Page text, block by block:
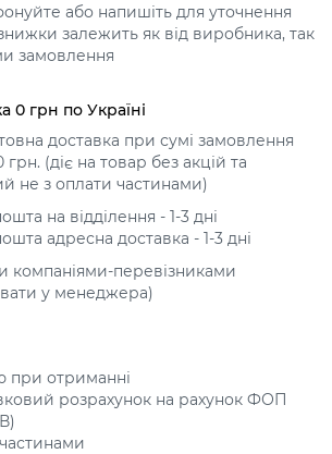
або напишіть для уточнення
залежить як від виробника, так
замовлення
0 грн по Україні
доставка при сумі замовлення
грн. (діє на товар без акцій та
не з оплати частинами)
на відділення - 1-3 дні
адресна доставка - 1-3 дні
компаніями-перевізниками
у менеджера)
при отриманні
розрахунок на рахунок ФОП